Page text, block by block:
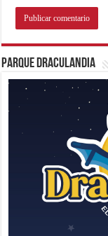
Parque Draculandia